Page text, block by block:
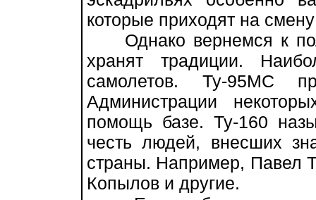
которые приходят на
Однако вернемся к
хранят традиции.
самолетов. Ту-95МС
Администрации
помощь базе. Ту-160
честь людей, внесших
страны. Например, Павел
Копылов и другие.